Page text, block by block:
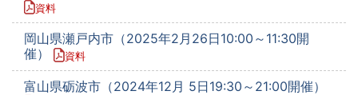
資料
岡山県瀬戸内市（2025年2月26日10:00～11:30開
催）
資料
富山県砺波市（2024年12月 5日19:30～21:00開催）